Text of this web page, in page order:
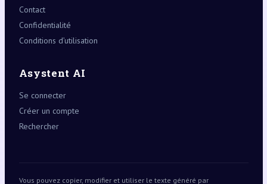
Contact
Confidentialité
Conditions d’utilisation
Asystent AI
Se connecter
Créer un compte
Rechercher
Vous pouvez copier, modifier et utiliser le texte généré par